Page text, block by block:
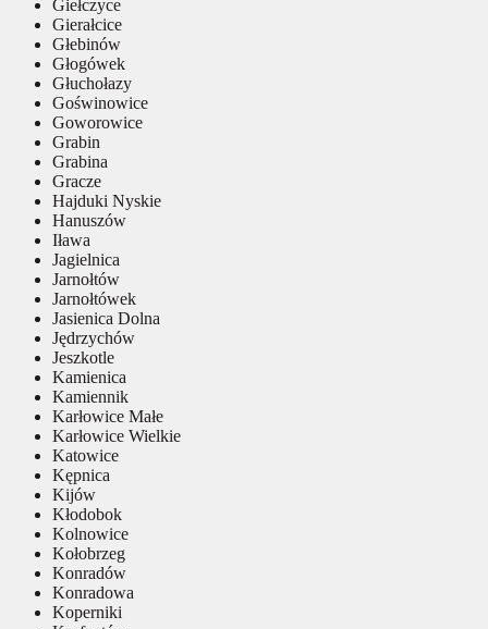
Giełczyce
Gierałcice
Głebinów
Głogówek
Głuchołazy
Goświnowice
Goworowice
Grabin
Grabina
Gracze
Hajduki Nyskie
Hanuszów
Iława
Jagielnica
Jarnołtów
Jarnołtówek
Jasienica Dolna
Jędrzychów
Jeszkotle
Kamienica
Kamiennik
Karłowice Małe
Karłowice Wielkie
Katowice
Kępnica
Kijów
Kłodobok
Kolnowice
Kołobrzeg
Konradów
Konradowa
Koperniki